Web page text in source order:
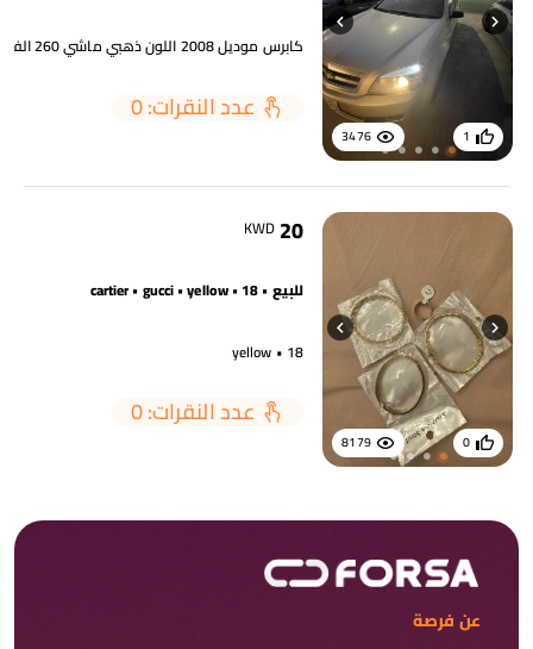
3476 1
عدد النقرات: 0
8179 0
20
KWD
للبيع • cartier • gucci • yellow • 18
yellow • 18
عدد النقرات: 0
عن فرصة